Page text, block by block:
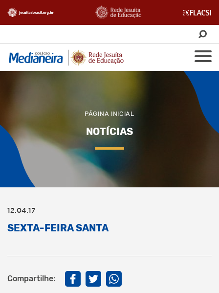
PÁGINA INICIAL
NOTÍCIAS
12.04.17
SEXTA-FEIRA SANTA
Compartilhe: